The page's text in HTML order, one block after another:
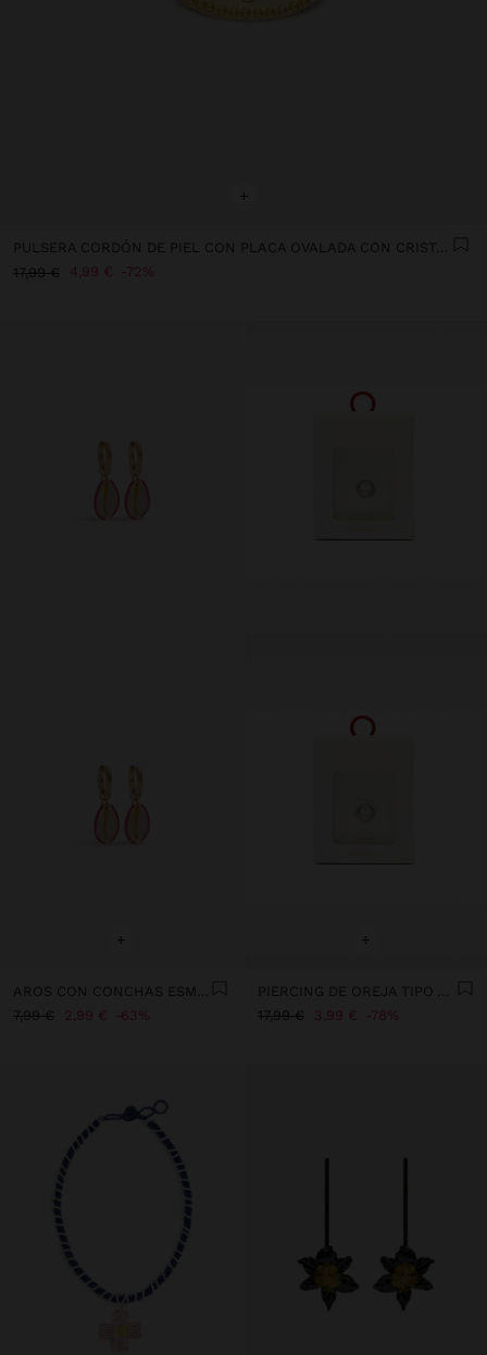
+
PULSERA CORDÓN DE PIEL CON PLACA OVALADA CON CRISTALES
17,99 €
4,99 € 72%
+
AROS CON CONCHAS ESMALTADAS
7,99 €
2,99 € 63%
+
PIERCING DE OREJA TIPO ARO CON CIRCONITAS – ACERO INOXIDABLE
17,99 €
3,99 € 78%